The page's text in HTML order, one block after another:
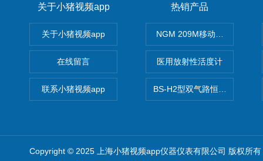
关于小猪视频app
关于小猪视频app
在线留言
联系小猪视频app
热销产品
NGM 209M移动式惰性气体
医用放射性活度计
BS-H2型双气路恒流大气采样
Copyright © 2025 上海小猪视频app仪器仪表有限公司 版权所有